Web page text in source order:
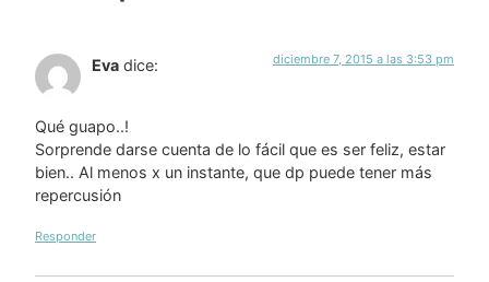
Eva dice: diciembre 7, 2015 a las 3:53 pm
Qué guapo..!
Sorprende darse cuenta de lo fácil que es ser feliz, estar
bien.. Al menos x un instante, que dp puede tener más
repercusión
Responder